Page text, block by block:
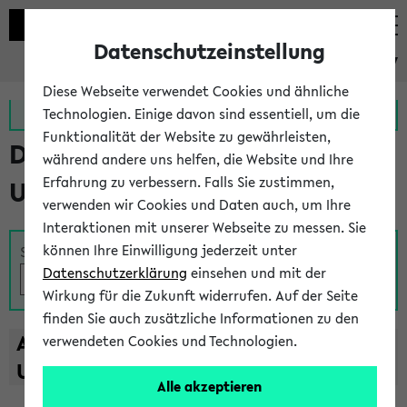
eKVV
Zur MeineUni App Zum MeineUni Portal
Das Lehrangebot der
Universität Bielefeld
Suche
A B C D E F G H I J K L M N O
U
V W X Y
Z
Datenschutzeinstellung
Diese Webseite verwendet Cookies und ähnliche
Technologien. Einige davon sind essentiell, um die
Funktionalität der Website zu gewährleisten,
während andere uns helfen, die Website und Ihre
Erfahrung zu verbessern. Falls Sie zustimmen,
verwenden wir Cookies und Daten auch, um Ihre
Interaktionen mit unserer Webseite zu messen. Sie
können Ihre Einwilligung jederzeit unter
Datenschutzerklärung einsehen und mit der
Wirkung für die Zukunft widerrufen. Auf der Seite
finden Sie auch zusätzliche Informationen zu den
verwendeten Cookies und Technologien.
Alle akzeptieren